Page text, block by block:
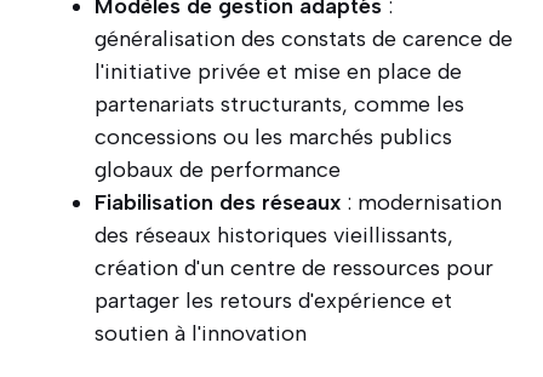
Modèles de gestion adaptés :
généralisation des constats de carence de
l'initiative privée et mise en place de
partenariats structurants, comme les
concessions ou les marchés publics
globaux de performance
Fiabilisation des réseaux : modernisation
des réseaux historiques vieillissants,
création d'un centre de ressources pour
partager les retours d'expérience et
soutien à l'innovation